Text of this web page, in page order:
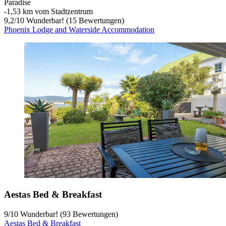
Paradise
‐1,53 km vom Stadtzentrum
9,2/10 Wunderbar! (15 Bewertungen)
Phoenix Lodge and Waterside Accommodation
Aestas Bed & Breakfast
9/10 Wunderbar! (93 Bewertungen)
Aestas Bed & Breakfast